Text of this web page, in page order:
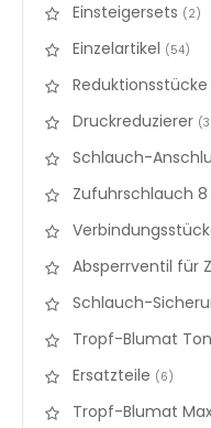
Einsteigersets 2
Einzelartikel 54items
Reduktionsstücke
Druckreduzierer 3
Schlauch-
Zufuhrschlauch
Absperrventil für
Schlauch-
Tropf-Blumat
Ersatzteile 6items
Tropf-Blumat